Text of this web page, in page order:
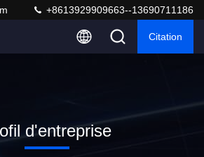
+8613929909663--13690711186
Citation
d'entreprise